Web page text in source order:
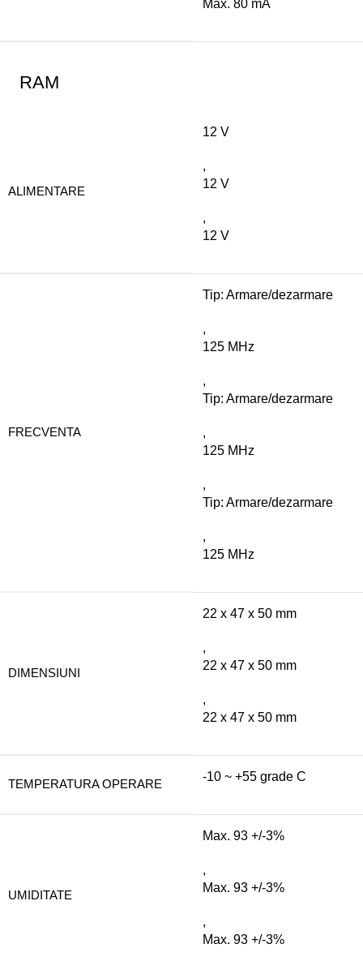
Max. 80 mA
RAM
ALIMENTARE
12 V
,
12 V
,
12 V
FRECVENTA
Tip: Armare/dezarmare
,
125 MHz
,
Tip: Armare/dezarmare
,
125 MHz
,
Tip: Armare/dezarmare
,
125 MHz
DIMENSIUNI
22 x 47 x 50 mm
,
22 x 47 x 50 mm
,
22 x 47 x 50 mm
TEMPERATURA OPERARE
-10 ~ +55 grade C
UMIDITATE
Max. 93 +/-3%
,
Max. 93 +/-3%
,
Max. 93 +/-3%